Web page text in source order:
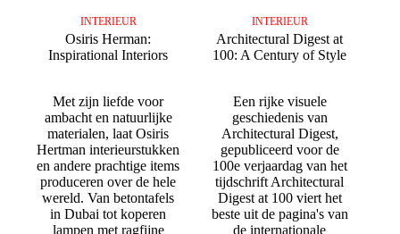
INTERIEUR
Osiris Herman:
Inspirational Interiors
Met zijn liefde voor
ambacht en natuurlijke
materialen, laat Osiris
Hertman interieurstukken
en andere prachtige items
produceren over de hele
wereld. Van betontafels
in Dubai tot koperen
lampen met ragfijne
INTERIEUR
Architectural Digest at
100: A Century of Style
Een rijke visuele
geschiedenis van
Architectural Digest,
gepubliceerd voor de
100e verjaardag van het
tijdschrift Architectural
Digest at 100 viert het
beste uit de pagina's van
de internationale